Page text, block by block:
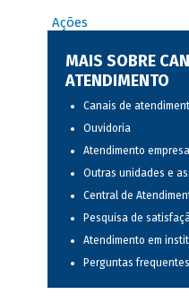
Ações
MAIS SOBRE
ATENDIMENTO
Canais de
Ouvidoria
Atendimento
Outras unidades e
Central de
Pesquisa de
Atendimento em
Perguntas frequentes